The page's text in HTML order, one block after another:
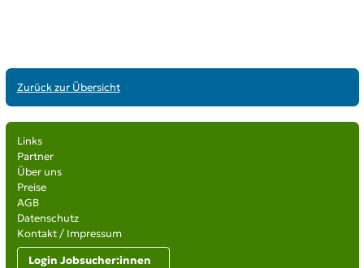
Zurück zur Übersicht
Links
Partner
Über uns
Preise
AGB
Datenschutz
Kontakt / Impressum
Login Jobsucher:innen